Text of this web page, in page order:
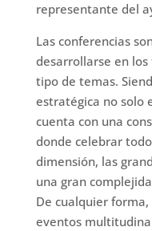
representante del
Las conferencias
desarrollarse en
tipo de temas.
estratégica no solo
cuenta con una
donde celebrar
dimensión, las
una gran
De cualquier
eventos